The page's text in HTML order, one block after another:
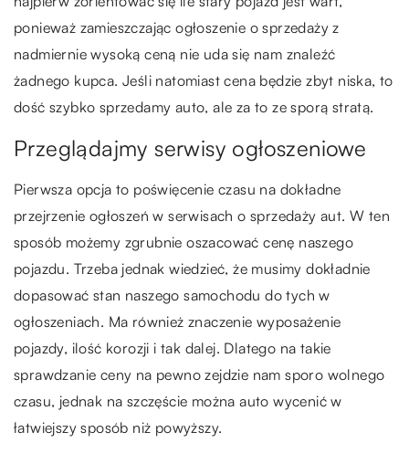
ponieważ zamieszczając ogłoszenie o sprzedaży z
nadmiernie wysoką ceną nie uda się nam znaleźć
żadnego kupca. Jeśli natomiast cena będzie zbyt niska, to
dość szybko sprzedamy auto, ale za to ze sporą stratą.
Przeglądajmy serwisy ogłoszeniowe
Pierwsza opcja to poświęcenie czasu na dokładne
przejrzenie ogłoszeń w serwisach o sprzedaży aut. W ten
sposób możemy zgrubnie oszacować cenę naszego
pojazdu. Trzeba jednak wiedzieć, że musimy dokładnie
dopasować stan naszego samochodu do tych w
ogłoszeniach. Ma również znaczenie wyposażenie
pojazdy, ilość korozji i tak dalej. Dlatego na takie
sprawdzanie ceny na pewno zejdzie nam sporo wolnego
czasu, jednak na szczęście można auto wycenić w
łatwiejszy sposób niż powyższy.